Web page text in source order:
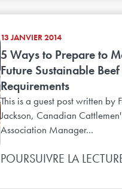
13 JANVIER 2014
5 Ways to Prepare to
Future Sustainable Beef
Requirements
This is a guest post written by
Jackson, Canadian
Association Manager...
POURSUIVRE LA